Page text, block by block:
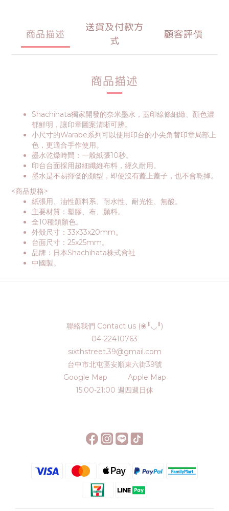
商品描述
送貨及付款方
式
顧客評價
商品描述
Shachihata獨家開發的奈米墨水，蓋印線條細緻、顏色濃
郁鮮明，讓印章圖案清晰可辨。
小尺寸的Warabe系列可以使用印台的小尖角替印章局部上
色，更適合手作使用。
墨水乾燥時間：一般紙張10秒。
印台台面採用超細纖維布料，經久耐用。
墨水是不易揮發的類型，即使沒有蓋上蓋子，也不會乾掉。
<商品規格>
紙張用、油性顏料系、耐水性、耐光性、無酸。
主要材質：塑膠、布、顏料。
全10種類顏色。
外殼尺寸：33x33x20mm。
台面尺寸：25x25mm。
品牌：日本Shachihata株式會社
中國製。
聯絡我們 Contact us (❀╹◡╹)
04-22410763
sixthstreet.39@gmail.com
台中市北屯區安順東六街39號
Google Map
Apple Map
15:00-21:00 週四週日休